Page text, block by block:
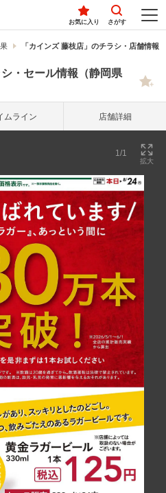
お気に入り さがす
「カインズ 藤枝店」のチラシ・店舗情報
・セール情報（静岡県
ム ライン 店舗詳細
1/1
拡大